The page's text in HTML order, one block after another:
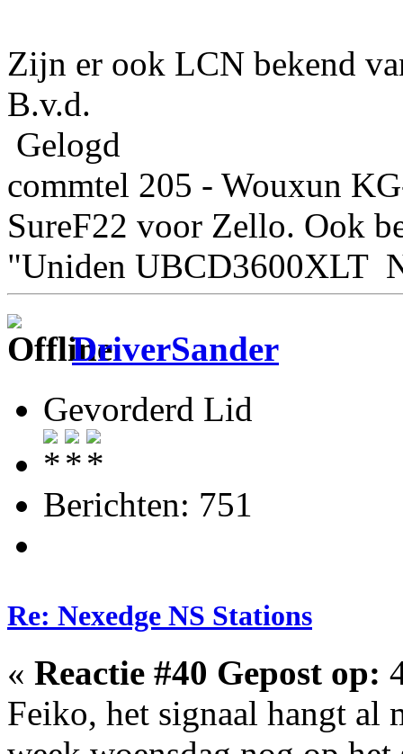
Zijn er ook LCN bekend
B.v.d.
Gelogd
commtel 205 - Wouxun
SureF22 voor Zello. Ook
"Uniden UBCD3600XLT
DriverSander
Gevorderd Lid
Berichten: 751
Re: Nexedge NS Stations
« Reactie #40 Gepost op:
Feiko, het signaal hangt al